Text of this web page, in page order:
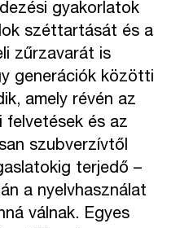
gyakorlatok
széttartását és a
zűrzavarát is
generációk közötti
amely révén az
felvetések és az
szubverzívtől
terjedő –
a nyelvhasználat
válnak. Egyes